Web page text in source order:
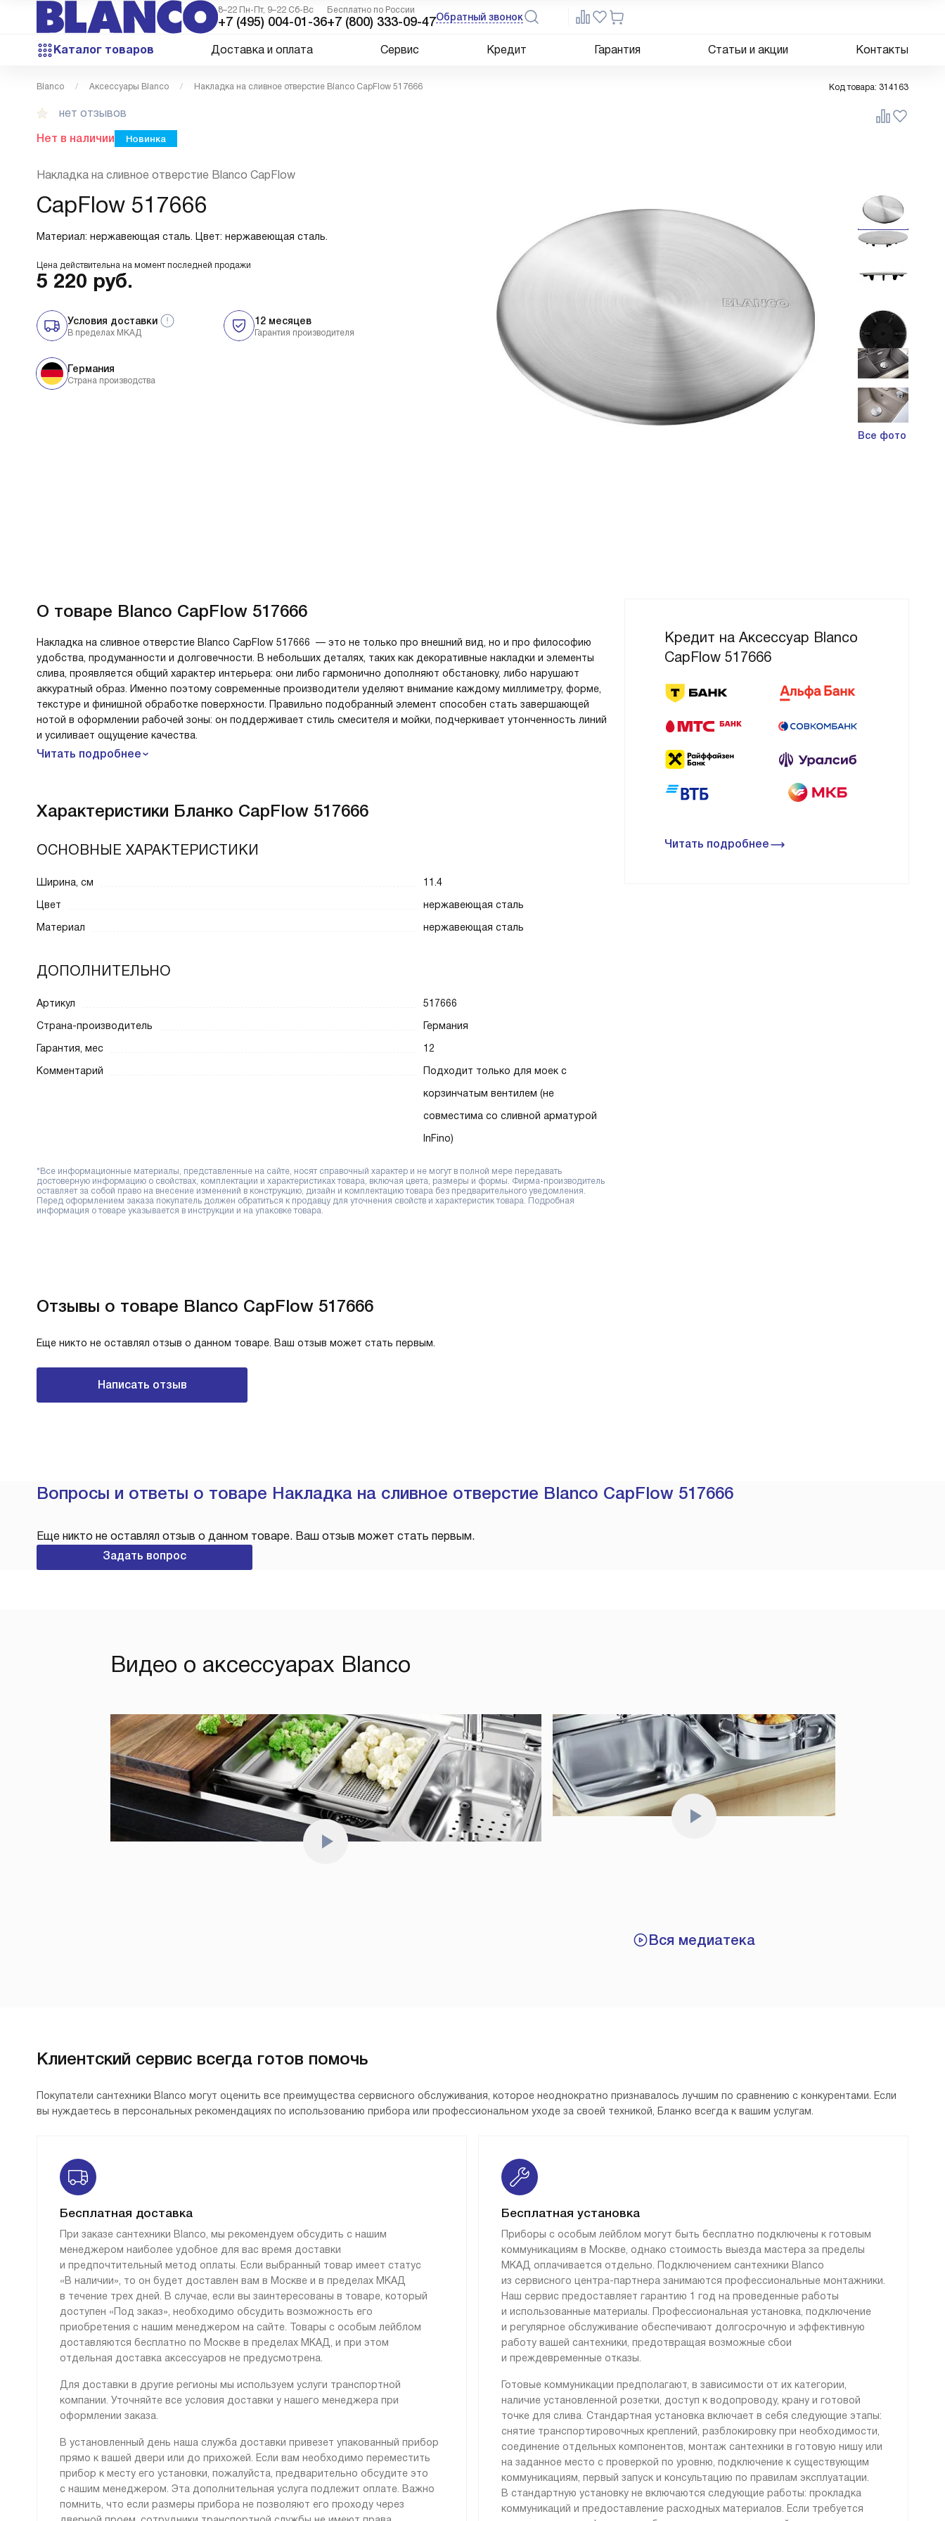
8–22 Пн-Пт, 9–22 Сб-Вс
+7 (495) 004-01-36
Бесплатно по России
+7 (800) 333-09-47Обратный звонок
Каталог товаров Доставка и оплата Сервис Кредит Гарантия Статьи и акции Контакты
Blanco Аксессуары Blanco Накладка на сливное отверстие Blanco CapFlow 517666 Код товара: 314163
нет отзывов
Нет в наличии Новинка
Накладка на сливное отверстие Blanco CapFlow
CapFlow 517666
Материал: нержавеющая сталь. Цвет: нержавеющая сталь.
Цена действительна на момент последней продажи
5 220 руб.
Условия доставки
В пределах МКАД
12 месяцев
Гарантия производителя
Германия
Страна производства
Все фото
Кредит на Аксессуар Blanco
CapFlow 517666
Читать подробнее
О товаре Blanco CapFlow 517666
Накладка на сливное отверстие Blanco CapFlow 517666 — это не только про внешний вид, но и про философию
удобства, продуманности и долговечности. В небольших деталях, таких как декоративные накладки и элементы
слива, проявляется общий характер интерьера: они либо гармонично дополняют обстановку, либо нарушают
аккуратный образ. Именно поэтому современные производители уделяют внимание каждому миллиметру, форме,
текстуре и финишной обработке поверхности. Правильно подобранный элемент способен стать завершающей
нотой в оформлении рабочей зоны: он поддерживает стиль смесителя и мойки, подчеркивает утонченность линий
и усиливает ощущение качества.
Читать подробнее
Характеристики Бланко CapFlow 517666
ОСНОВНЫЕ ХАРАКТЕРИСТИКИ
Ширина, см
11.4
Цвет
нержавеющая сталь
Материал
нержавеющая сталь
ДОПОЛНИТЕЛЬНО
Артикул
517666
Страна-производитель
Германия
Гарантия, мес
12
Комментарий
Подходит только для моек с
корзинчатым вентилем (не
совместима со сливной арматурой
InFino)
*Все информационные материалы, представленные на сайте, носят справочный характер и не могут в полной мере передавать
достоверную информацию о свойствах, комплектации и характеристиках товара, включая цвета, размеры и формы. Фирма-производитель
оставляет за собой право на внесение изменений в конструкцию, дизайн и комплектацию товара без предварительного уведомления.
Перед оформлением заказа покупатель должен обратиться к продавцу для уточнения свойств и характеристик товара. Подробная
информация о товаре указывается в инструкции и на упаковке товара.
Отзывы о товаре Blanco CapFlow 517666
Еще никто не оставлял отзыв о данном товаре. Ваш отзыв может стать первым.
Написать отзыв
Вопросы и ответы о товаре Накладка на сливное отверстие Blanco CapFlow 517666
Еще никто не оставлял отзыв о данном товаре. Ваш отзыв может стать первым.
Задать вопрос
Видео о аксессуарах Blanco
Вся медиатека
Клиентский сервис всегда готов помочь
Покупатели сантехники Blanco могут оценить все преимущества сервисного обслуживания, которое неоднократно признавалось лучшим по сравнению с конкурентами. Если
вы нуждаетесь в персональных рекомендациях по использованию прибора или профессиональном уходе за своей техникой, Бланко всегда к вашим услугам.
Бесплатная доставка
При заказе сантехники Blanco, мы рекомендуем обсудить с нашим
менеджером наиболее удобное для вас время доставки
и предпочтительный метод оплаты. Если выбранный товар имеет статус
«В наличии», то он будет доставлен вам в Москве и в пределах МКАД
в течение трех дней. В случае, если вы заинтересованы в товаре, который
доступен «Под заказ», необходимо обсудить возможность его
приобретения с нашим менеджером на сайте. Товары с особым лейблом
доставляются бесплатно по Москве в пределах МКАД, и при этом
отдельная доставка аксессуаров не предусмотрена.
Для доставки в другие регионы мы используем услуги транспортной
компании. Уточняйте все условия доставки у нашего менеджера при
оформлении заказа.
В установленный день наша служба доставки привезет упакованный прибор
прямо к вашей двери или до прихожей. Если вам необходимо переместить
прибор к месту его установки, пожалуйста, предварительно обсудите это
с нашим менеджером. Эта дополнительная услуга подлежит оплате. Важно
помнить, что если размеры прибора не позволяют его проходу через
Бесплатная установка
Приборы с особым лейблом могут быть бесплатно подключены к готовым
коммуникациям в Москве, однако стоимость выезда мастера за пределы
МКАД оплачивается отдельно. Подключением сантехники Blanco
из сервисного центра-партнера занимаются профессиональные монтажники.
Наш сервис предоставляет гарантию 1 год на проведенные работы
и использованные материалы. Профессиональная установка, подключение
и регулярное обслуживание обеспечивают долгосрочную и эффективную
работу вашей сантехники, предотвращая возможные сбои
и преждевременные отказы.
Готовые коммуникации предполагают, в зависимости от их категории,
наличие установленной розетки, доступ к водопроводу, крану и готовой
точке для слива. Стандартная установка включает в себя следующие этапы:
снятие транспортировочных креплений, разблокировку при необходимости,
соединение отдельных компонентов, монтаж сантехники в готовую нишу или
на заданное место с проверкой по уровню, подключение к существующим
коммуникациям, первый запуск и консультацию по правилам эксплуатации.
В стандартную установку не включаются следующие работы: прокладка
коммуникаций и предоставление расходных материалов. Если требуется